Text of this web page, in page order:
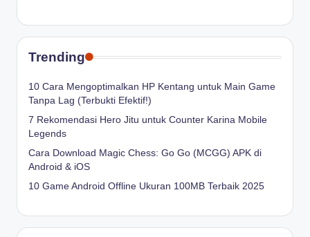
Trending
10 Cara Mengoptimalkan HP Kentang untuk Main Game
Tanpa Lag (Terbukti Efektif!)
7 Rekomendasi Hero Jitu untuk Counter Karina Mobile
Legends
Cara Download Magic Chess: Go Go (MCGG) APK di
Android & iOS
10 Game Android Offline Ukuran 100MB Terbaik 2025